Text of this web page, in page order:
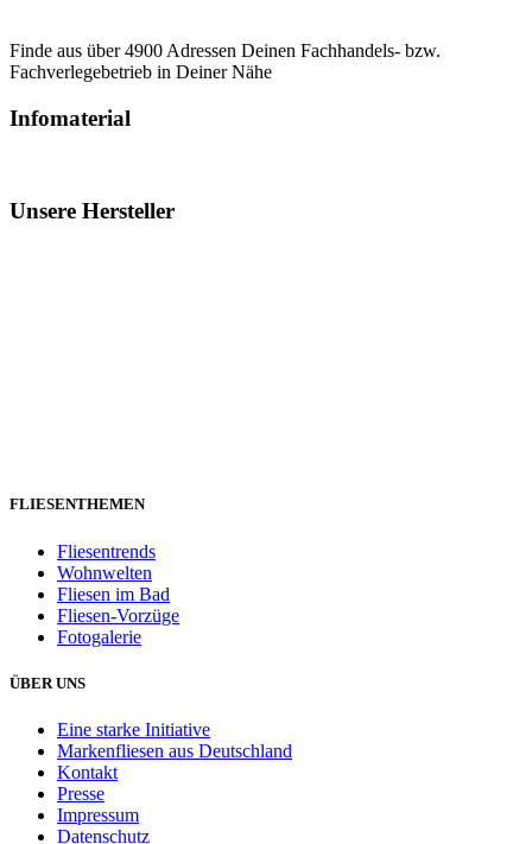
Finde aus über 4900 Adressen Deinen Fachhandels- bzw.
Fachverlegebetrieb in Deiner Nähe
Infomaterial
Unsere Hersteller
FLIESENTHEMEN
Fliesentrends
Wohnwelten
Fliesen im Bad
Fliesen-Vorzüge
Fotogalerie
ÜBER UNS
Eine starke Initiative
Markenfliesen aus Deutschland
Kontakt
Presse
Impressum
Datenschutz